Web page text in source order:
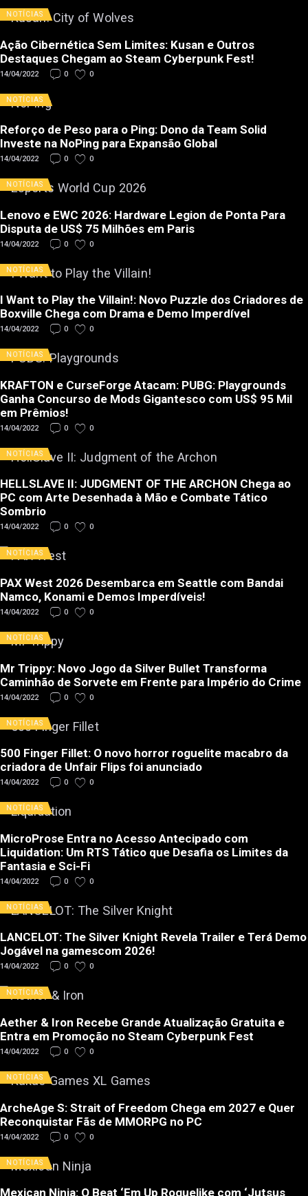
NOTÍCIAS
Ação Cibernética Sem Limites: Kusan e Outros
Destaques Chegam ao Steam Cyberpunk Fest!
14/04/2022 0 0
NOTÍCIAS
Reforço de Peso para o Ping: Dono da Team Solid
Investe na NoPing para Expansão Global
14/04/2022 0 0
NOTÍCIAS
Lenovo e EWC 2026: Hardware Legion de Ponta Para
Disputa de US$ 75 Milhões em Paris
14/04/2022 0 0
NOTÍCIAS
I Want to Play the Villain!: Novo Puzzle dos Criadores de
Boxville Chega com Drama e Demo Imperdível
14/04/2022 0 0
NOTÍCIAS
KRAFTON e CurseForge Atacam: PUBG: Playgrounds
Ganha Concurso de Mods Gigantesco com US$ 95 Mil
em Prêmios!
14/04/2022 0 0
NOTÍCIAS
HELLSLAVE II: JUDGMENT OF THE ARCHON Chega ao
PC com Arte Desenhada à Mão e Combate Tático
Sombrio
14/04/2022 0 0
NOTÍCIAS
PAX West 2026 Desembarca em Seattle com Bandai
Namco, Konami e Demos Imperdíveis!
14/04/2022 0 0
NOTÍCIAS
Mr Trippy: Novo Jogo da Silver Bullet Transforma
Caminhão de Sorvete em Frente para Império do Crime
14/04/2022 0 0
NOTÍCIAS
500 Finger Fillet: O novo horror roguelite macabro da
criadora de Unfair Flips foi anunciado
14/04/2022 0 0
NOTÍCIAS
MicroProse Entra no Acesso Antecipado com
Liquidation: Um RTS Tático que Desafia os Limites da
Fantasia e Sci-Fi
14/04/2022 0 0
NOTÍCIAS
LANCELOT: The Silver Knight Revela Trailer e Terá Demo
Jogável na gamescom 2026!
14/04/2022 0 0
NOTÍCIAS
Aether & Iron Recebe Grande Atualização Gratuita e
Entra em Promoção no Steam Cyberpunk Fest
14/04/2022 0 0
NOTÍCIAS
ArcheAge S: Strait of Freedom Chega em 2027 e Quer
Reconquistar Fãs de MMORPG no PC
14/04/2022 0 0
NOTÍCIAS
Mexican Ninja: O Beat ‘Em Up Roguelike com ‘Jutsus